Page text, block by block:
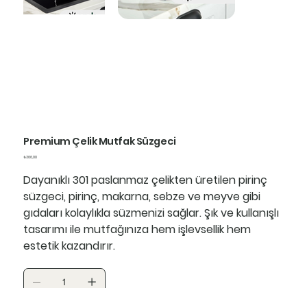
Premium Çelik Mutfak Süzgeci
Fiyat
₺366,00
Dayanıklı 301 paslanmaz çelikten üretilen pirinç
süzgeci, pirinç, makarna, sebze ve meyve gibi
gıdaları kolaylıkla süzmenizi sağlar. Şık ve kullanışlı
tasarımı ile mutfağınıza hem işlevsellik hem
estetik kazandırır.